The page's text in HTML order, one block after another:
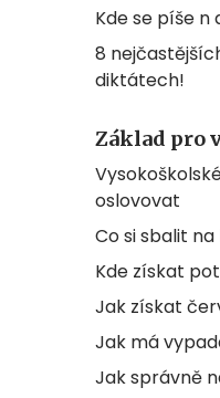
Kde se píše n
8
diktátech!
Základ pro
oslovovat
Co si sbalit na
Kde získat
Jak získat
Jak má
Jak správně